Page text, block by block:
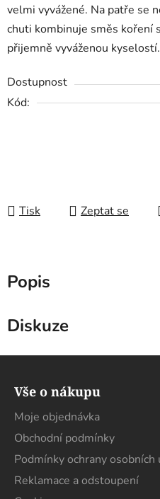
velmi vyvážené. Na patře se
chuti kombinuje směs koření
přijemně vyváženou kyselostí.
Dostupnost
Kód:
Tisk Zeptat se
Popis
Diskuze
Vše o nákupu
Moje objednávka
Obchodní podmínky
Podmínky ochrany osobních
Reklamace a odstoupení